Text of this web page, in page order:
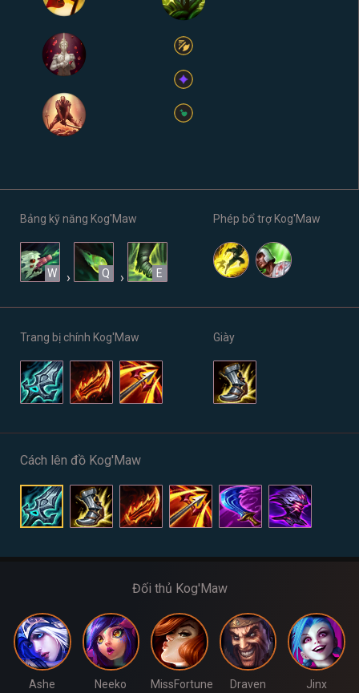
Bảng kỹ năng Kog'Maw
W › Q › E
Phép bổ trợ Kog'Maw
Trang bị chính Kog'Maw Giày
Cách lên đồ Kog'Maw
Đối thủ Kog'Maw
Ashe Neeko MissFortune Draven Jinx